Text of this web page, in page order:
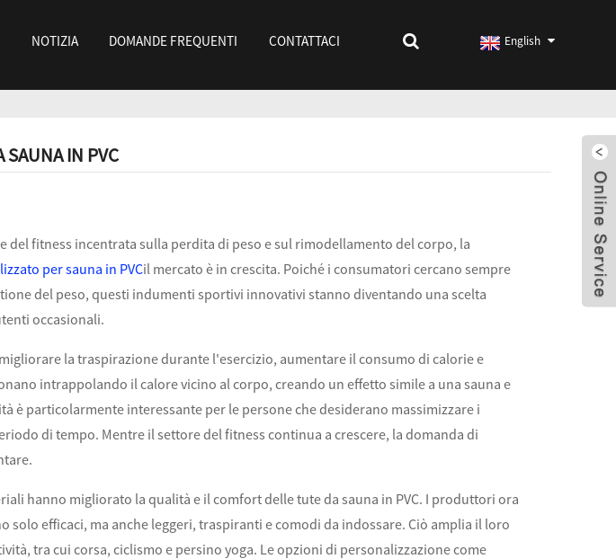
NOTIZIA DOMANDE FREQUENTI CONTATTACI English
SAUNA IN PVC
del fitness incentrata sulla perdita di peso e sul rimodellamento del corpo, la
per sauna in PVCil mercato è in crescita. Poiché i consumatori cercano sempre
del peso, questi indumenti sportivi innovativi stanno diventando una scelta
occasionali.
la traspirazione durante l'esercizio, aumentare il consumo di calorie e
intrappolando il calore vicino al corpo, creando un effetto simile a una sauna e
è particolarmente interessante per le persone che desiderano massimizzare i
di tempo. Mentre il settore del fitness continua a crescere, la domanda di
hanno migliorato la qualità e il comfort delle tute da sauna in PVC. I produttori ora
efficaci, ma anche leggeri, traspiranti e comodi da indossare. Ciò amplia il loro
tra cui corsa, ciclismo e persino yoga. Le opzioni di personalizzazione come